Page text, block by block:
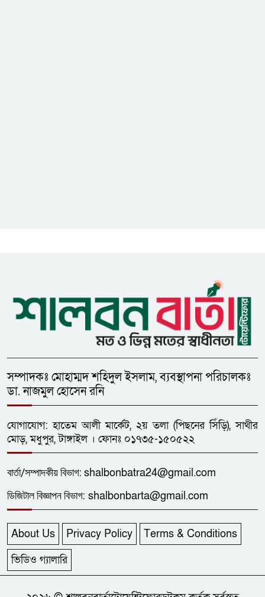
সহযোগিতা চাইলেন সাইফুল ইসলাম
সম্পাদকঃ মোহাম্মদ শহিদুল ইসলাম, ব্যবস্থাপনা পরিচালকঃ
ডা. নাজমুল হোসেন রনি
যোগাযোগ: হাতেম আলী মার্কেট, ২য় তলা (পিছনের সিঁড়ি), সাথীর
মোড়, মধুপুর, টাঙ্গাইল । ফোনঃ ০১৭৩৫-১৫০৫২২
বার্তা/সম্পাদকীয়বিভাগ: shalbonbatra24@gmail.com
ডিজিটাল বিজ্ঞাপন বিভাগ: shalbonbarta@gmail.com
About Us Privacy Policy
Terms & Conditions
ভিডিও গ্যালারি